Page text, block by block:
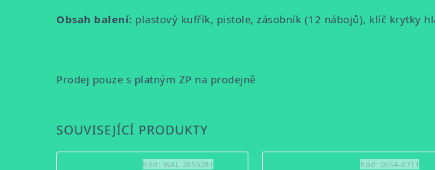
Obsah balení: plastový kufřík, pistole, zásobník (12 nábojů), klíč krytky
Prodej pouze s platným ZP na prodejně
SOUVISEJÍCÍ PRODUKTY
Kód: WAL 2853281 Kód: 0554-0711